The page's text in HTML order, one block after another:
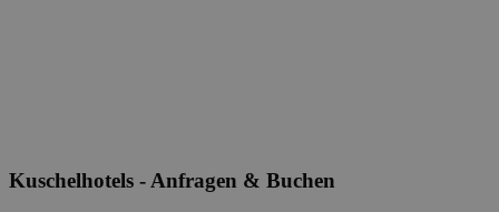
Kuschelhotels - Anfragen & Buchen